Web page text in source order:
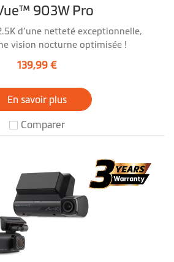
903W Pro
d’une netteté exceptionnelle,
vision nocturne optimisée !
139,99 €
En savoir plus
Comparer